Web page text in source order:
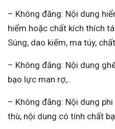
– Không đăng: Nội dung
hiểm hoặc chất kích thích
Súng, dao kiếm, ma túy,
– Không đăng: Nội dung
bạo lực man rợ,..
– Không đăng: Nội dung
thù, nội dung có tính chất